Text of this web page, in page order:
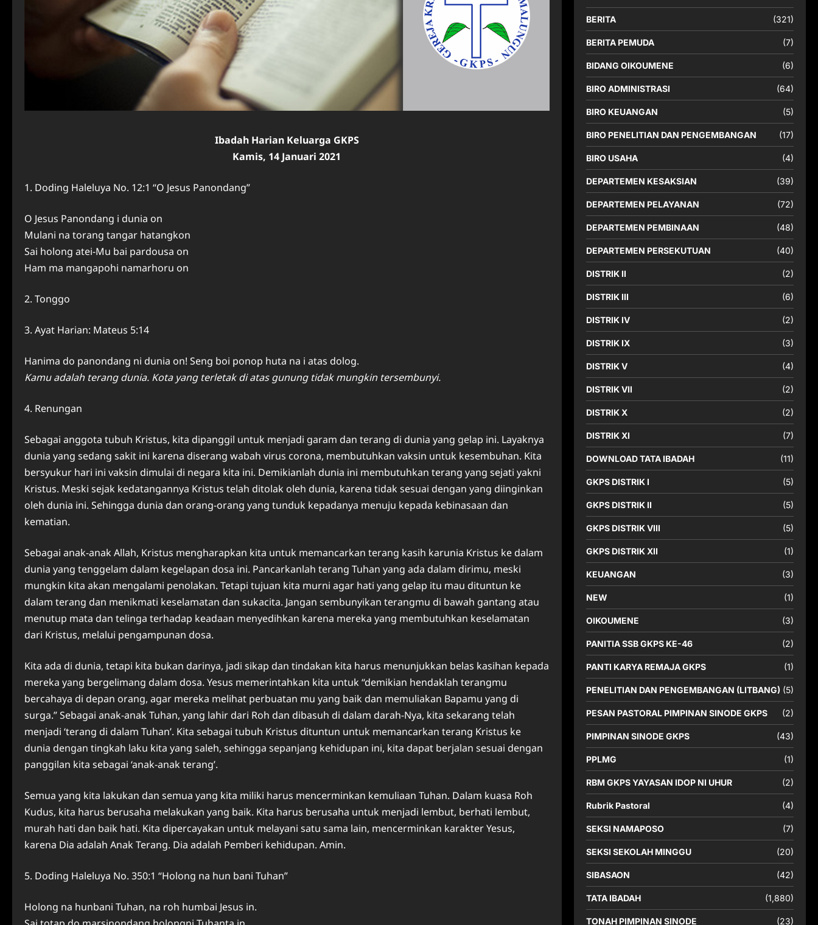
Ibadah Harian Keluarga GKPS
Kamis, 14 Januari 2021
1. Doding Haleluya No. 12:1 “O Jesus Panondang”
O Jesus Panondang i dunia on
Mulani na torang tangar hatangkon
Sai holong atei-Mu bai pardousa on
Ham ma mangapohi namarhoru on
2. Tonggo
3. Ayat Harian: Mateus 5:14
Hanima do panondang ni dunia on! Seng boi ponop huta na i atas dolog.
Kamu adalah terang dunia. Kota yang terletak di atas gunung tidak mungkin tersembunyi.
4. Renungan
Sebagai anggota tubuh Kristus, kita dipanggil untuk menjadi garam dan terang di dunia yang gelap ini. Layaknya
dunia yang sedang sakit ini karena diserang wabah virus corona, membutuhkan vaksin untuk kesembuhan. Kita
bersyukur hari ini vaksin dimulai di negara kita ini. Demikianlah dunia ini membutuhkan terang yang sejati yakni
Kristus. Meski sejak kedatangannya Kristus telah ditolak oleh dunia, karena tidak sesuai dengan yang diinginkan
oleh dunia ini. Sehingga dunia dan orang-orang yang tunduk kepadanya menuju kepada kebinasaan dan
kematian.
Sebagai anak-anak Allah, Kristus mengharapkan kita untuk memancarkan terang kasih karunia Kristus ke dalam
dunia yang tenggelam dalam kegelapan dosa ini. Pancarkanlah terang Tuhan yang ada dalam dirimu, meski
mungkin kita akan mengalami penolakan. Tetapi tujuan kita murni agar hati yang gelap itu mau dituntun ke
dalam terang dan menikmati keselamatan dan sukacita. Jangan sembunyikan terangmu di bawah gantang atau
menutup mata dan telinga terhadap keadaan menyedihkan karena mereka yang membutuhkan keselamatan
dari Kristus, melalui pengampunan dosa.
Kita ada di dunia, tetapi kita bukan darinya, jadi sikap dan tindakan kita harus menunjukkan belas kasihan kepada
mereka yang bergelimang dalam dosa. Yesus memerintahkan kita untuk “demikian hendaklah terangmu
bercahaya di depan orang, agar mereka melihat perbuatan mu yang baik dan memuliakan Bapamu yang di
surga.” Sebagai anak-anak Tuhan, yang lahir dari Roh dan dibasuh di dalam darah-Nya, kita sekarang telah
menjadi ‘terang di dalam Tuhan’. Kita sebagai tubuh Kristus dituntun untuk memancarkan terang Kristus ke
dunia dengan tingkah laku kita yang saleh, sehingga sepanjang kehidupan ini, kita dapat berjalan sesuai dengan
panggilan kita sebagai ‘anak-anak terang’.
Semua yang kita lakukan dan semua yang kita miliki harus mencerminkan kemuliaan Tuhan. Dalam kuasa Roh
Kudus, kita harus berusaha melakukan yang baik. Kita harus berusaha untuk menjadi lembut, berhati lembut,
murah hati dan baik hati. Kita dipercayakan untuk melayani satu sama lain, mencerminkan karakter Yesus,
karena Dia adalah Anak Terang. Dia adalah Pemberi kehidupan. Amin.
5. Doding Haleluya No. 350:1 “Holong na hun bani Tuhan”
Holong na hunbani Tuhan, na roh humbai Jesus in.
BERITA (321)
BERITA PEMUDA (7)
BIDANG OIKOUMENE (6)
BIRO ADMINISTRASI (64)
BIRO KEUANGAN (5)
BIRO PENELITIAN DAN PENGEMBANGAN (17)
BIRO USAHA (4)
DEPARTEMEN KESAKSIAN (39)
DEPARTEMEN PELAYANAN (72)
DEPARTEMEN PEMBINAAN (48)
DEPARTEMEN PERSEKUTUAN (40)
DISTRIK II (2)
DISTRIK III (6)
DISTRIK IV (2)
DISTRIK IX (3)
DISTRIK V (4)
DISTRIK VII (2)
DISTRIK X (2)
DISTRIK XI (7)
DOWNLOAD TATA IBADAH (11)
GKPS DISTRIK I (5)
GKPS DISTRIK II (5)
GKPS DISTRIK VIII (5)
GKPS DISTRIK XII (1)
KEUANGAN (3)
NEW (1)
OIKOUMENE (3)
PANITIA SSB GKPS KE-46 (2)
PANTI KARYA REMAJA GKPS (1)
PENELITIAN DAN PENGEMBANGAN (LITBANG) (5)
PESAN PASTORAL PIMPINAN SINODE GKPS (2)
PIMPINAN SINODE GKPS (43)
PPLMG (1)
RBM GKPS YAYASAN IDOP NI UHUR (2)
Rubrik Pastoral (4)
SEKSI NAMAPOSO (7)
SEKSI SEKOLAH MINGGU (20)
SIBASAON (42)
TATA IBADAH (1,880)
TONAH PIMPINAN SINODE (23)